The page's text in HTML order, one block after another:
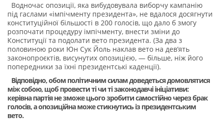
Водночас опозиції, яка вибудовувала виборчу кампанію
під гаслами «імпічменту президента», не вдалося досягнути
конституційної більшості в 200 голосів, що дало б змогу
розпочати процедуру імпічменту, внести зміни до
Конституції та подолати вето президента. (За два з
половиною роки Юн Сук Йоль наклав вето на дев’ять
законопроєктів, висунутих опозицією, — більше, ніж його
попередники за їхні президентські каденції).
Відповідно, обом політичним силам доведеться домовлятися
між собою, щоб провести ті чи ті законодавчі ініціативи:
керівна партія не зможе цього зробити самостійно через брак
голосів, а опозиційна може стикнутись із президентським
вето.